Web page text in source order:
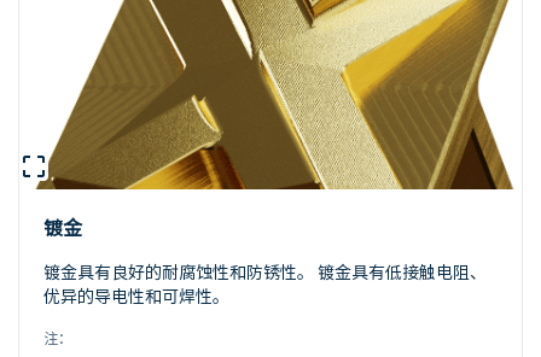
镀金
镀金具有良好的耐腐蚀性和防锈性。 镀金具有低接触电阻、
优异的导电性和可焊性。
注：